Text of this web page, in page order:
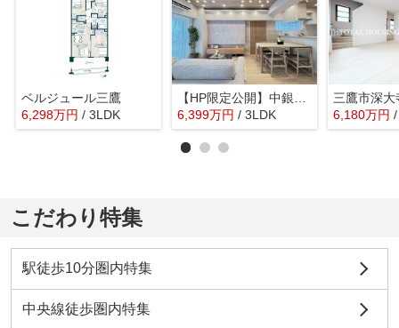
ベルジュール三鷹
6,298万円 / 3LDK
【HP限定公開】中銀三鷹マンシオン
6,399万円 / 3LDK 6,180万円
こだわり特集
駅徒歩10分圏内特集
中央線徒歩圏内特集